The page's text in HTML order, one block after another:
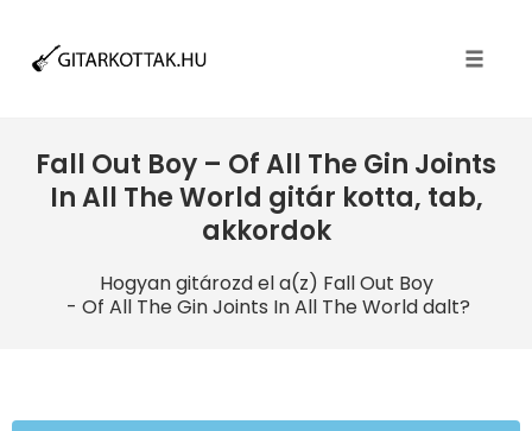
Fall Out Boy – Of All The Gin Joints
In All The World gitár kotta, tab,
akkordok
Hogyan gitározd el a(z) Fall Out Boy
- Of All The Gin Joints In All The World dalt?